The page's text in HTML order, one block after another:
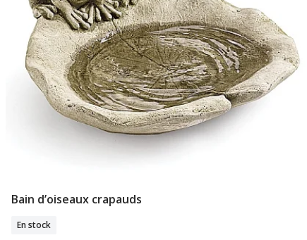
Ajouter Au Panier
Bain d’oiseaux crapauds
En stock